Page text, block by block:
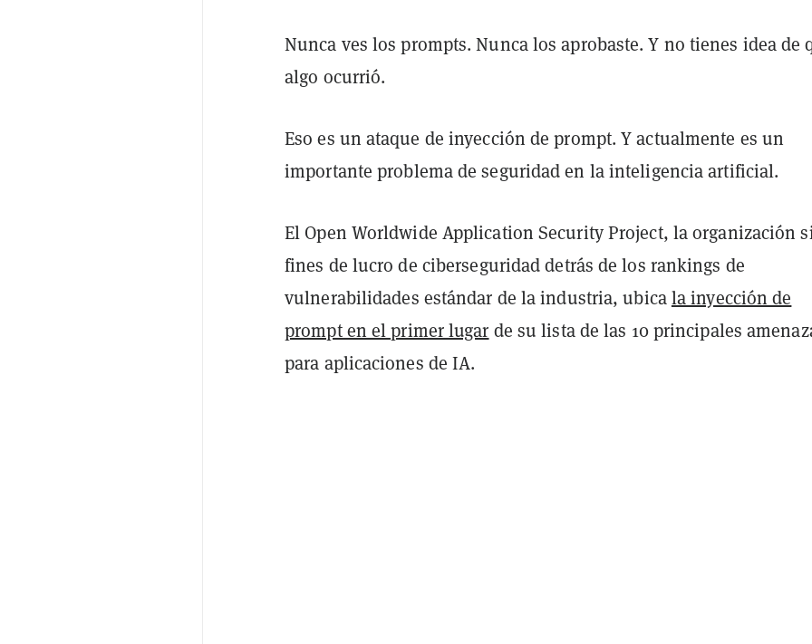
Nunca ves los prompts. Nunca los aprobaste. Y no tienes idea de
algo ocurrió.
Eso es un ataque de inyección de prompt. Y actualmente es un
importante problema de seguridad en la inteligencia artificial.
El Open Worldwide Application Security Project, la organización
fines de lucro de ciberseguridad detrás de los rankings de
vulnerabilidades estándar de la industria, ubicala inyección de
prompt en el primer lugar de su lista de las 10 principales
para aplicaciones de IA.